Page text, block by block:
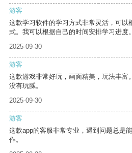
游客
这款学习软件的学习方式非常灵活，可以
式。我可以根据自己的时间安排学习进度。
2025-09-30
游客
这款游戏非常好玩，画面精美，玩法丰富
没有玩腻。
2025-09-30
游客
这款app的客服非常专业，遇到问题总是
作。